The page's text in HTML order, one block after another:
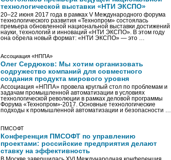
технологической выставки «НТИ ЭКСПО»
20–22 июня 2017 года в рамках V Международного форума
технологического развития «Технопром» состоялась
премьера обновленной национальной выставки достижений
науки, технологий и инноваций «НТИ ЭКСПО». В этом году
она обрела новый формат: «НТИ ЭКСПО» — это …
Ассоциация «НППА»
Олег Сердюков: Мы хотим организовать
содружество компаний для совместного
создания продукта мирового уровня
Ассоциация «НППА» провела круглый стол по проблемам и
задачам промышленной автоматизации в условиях
технологической революции в рамках деловой программы
Форума «Технопром»-2017. Основные технологические
подходы к промышленной автоматизации и безопасности …
ПМСОФТ
Конференция ПМСОФТ по управлению
проектами: российские предприятия делают
ставку на эффективность